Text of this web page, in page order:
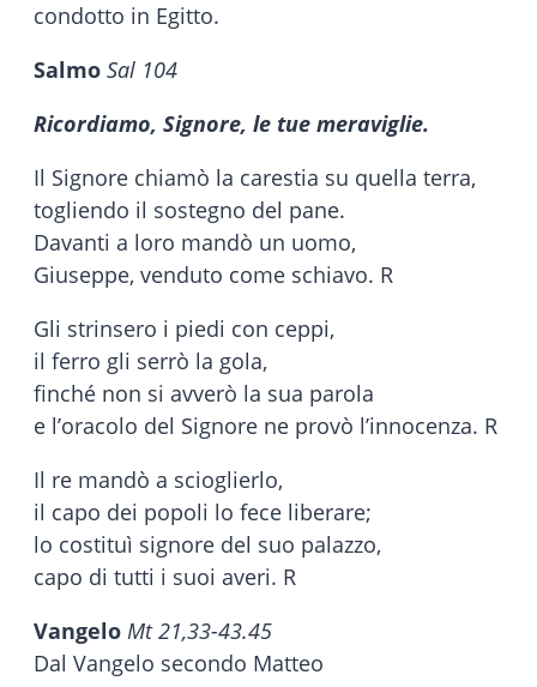
condotto in Egitto.
Salmo Sal 104
Ricordiamo, Signore, le tue meraviglie.
Il Signore chiamò la carestia su quella terra,
togliendo il sostegno del pane.
Davanti a loro mandò un uomo,
Giuseppe, venduto come schiavo. R
Gli strinsero i piedi con ceppi,
il ferro gli serrò la gola,
finché non si avverò la sua parola
e l’oracolo del Signore ne provò l’innocenza. R
Il re mandò a scioglierlo,
il capo dei popoli lo fece liberare;
lo costituì signore del suo palazzo,
capo di tutti i suoi averi. R
Vangelo Mt 21,33-43.45
Dal Vangelo secondo Matteo